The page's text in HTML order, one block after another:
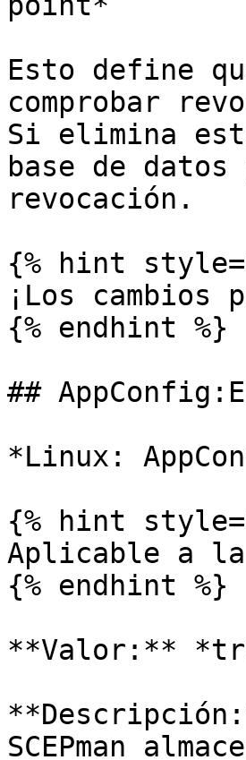
Esto define
comprobar
Si elimina
base de datos
revocación.
{% hint
¡Los cambios
{% endhint %}
##
*Linux:
{% hint
Aplicable a
{% endhint %}
**Valor:**
SCEPman